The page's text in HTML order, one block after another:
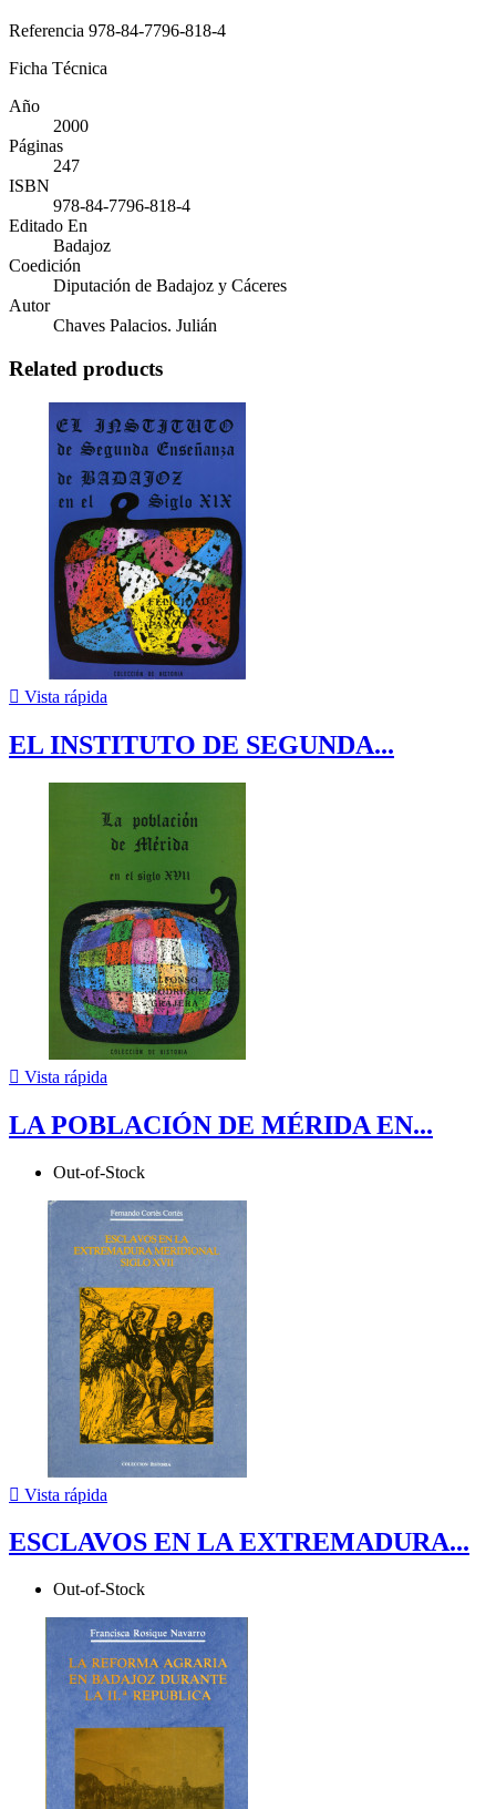
Referencia 978-84-7796-818-4
Ficha Técnica
Año
2000
Páginas
247
ISBN
978-84-7796-818-4
Editado En
Badajoz
Coedición
Diputación de Badajoz y Cáceres
Autor
Chaves Palacios. Julián
Related products
 Vista rápida
EL INSTITUTO DE SEGUNDA...
 Vista rápida
LA POBLACIÓN DE MÉRIDA EN...
Out-of-Stock
 Vista rápida
ESCLAVOS EN LA EXTREMADURA...
Out-of-Stock